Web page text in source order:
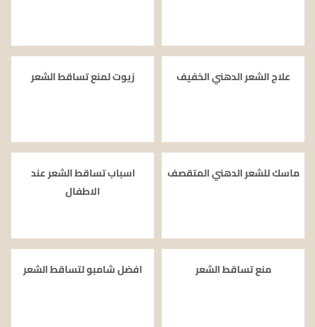
علاج الشعر الدهني الخفيف زيوت لمنع تساقط الشعر
ماسك للشعر الدهني المتقصف
اسباب تساقط الشعر عند
الاطفال
منع تساقط الشعر افضل شامبو لتساقط الشعر